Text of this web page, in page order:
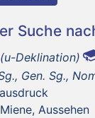
Suche
(u-Deklination)
Gen. Sg.,
Aussehen